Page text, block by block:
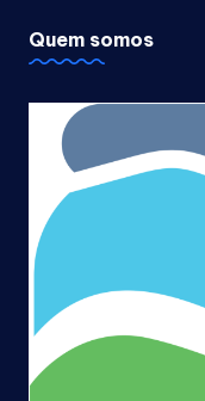
Quem somos